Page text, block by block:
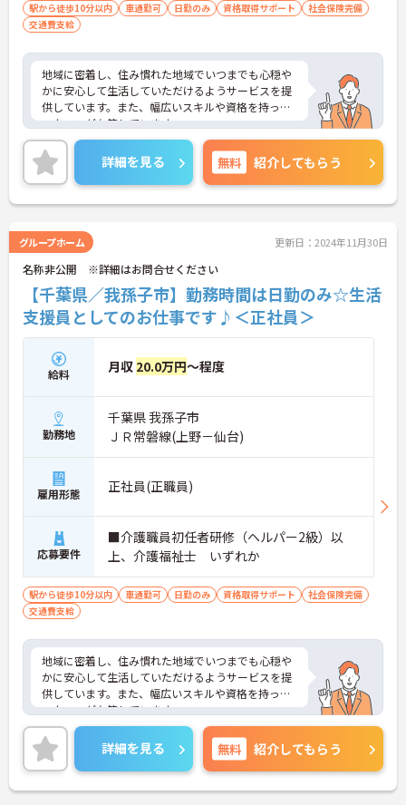
駅から徒歩10分以内 車通勤可 日勤のみ 資格取得サポート
社会保険完備
交通費支給
地域に密着し、住み慣れた地域でいつまでも心穏や
かに安心して生活していただけるようサービスを提
供しています。また、幅広いスキルや資格を持った
スタッフが在籍しています。
資格取得支援制度があり、スキルアップが見込めま
す。昇給・賞与制度があるので、頑張りがきちんと
評価される職場です。
ご興味のある方には、面接対策ポイントなど、さら
に詳細をお話しいたしますのでお気軽にご相談くだ
詳細を見る 無料 紹介してもらう
グループホーム 更新日：2024年11月30日
名称非公開 ※詳細はお問合せください
【千葉県／我孫子市】勤務時間は日勤のみ☆生活
支援員としてのお仕事です♪＜正社員＞
給料 月収 20.0万円～程度
勤務地
千葉県 我孫子市
ＪＲ常磐線(上野－仙台)
雇用形態 正社員(正職員)
応募要件
■介護職員初任者研修（ヘルパー2級）以
上、介護福祉士 いずれか
駅から徒歩10分以内 車通勤可 日勤のみ 資格取得サポート
社会保険完備
交通費支給
地域に密着し、住み慣れた地域でいつまでも心穏や
かに安心して生活していただけるようサービスを提
供しています。また、幅広いスキルや資格を持った
スタッフが在籍しています。
資格取得支援制度があり、スキルアップが見込めま
す。昇給・賞与制度があるので、頑張りがきちんと
評価される職場です。
ご興味のある方には、面接対策ポイントなど、さら
に詳細をお話しいたしますのでお気軽にご相談くだ
詳細を見る 無料 紹介してもらう